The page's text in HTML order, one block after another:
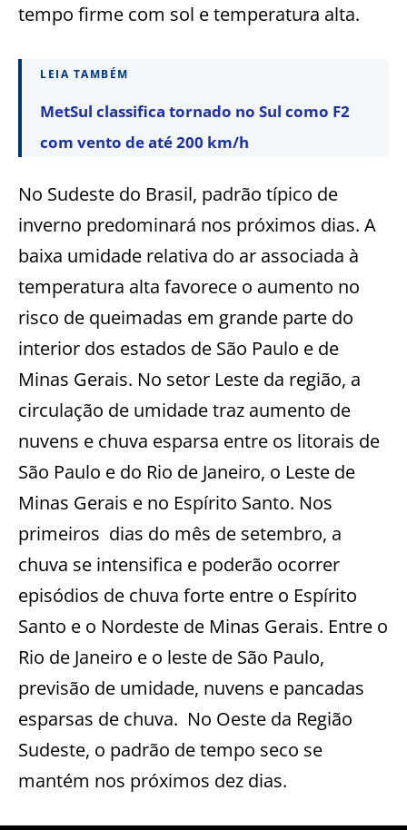
tempo firme com sol e temperatura alta.
LEIA TAMBÉM
MetSul classifica tornado no Sul como F2
com vento de até 200 km/h
No Sudeste do Brasil, padrão típico de
inverno predominará nos próximos dias. A
baixa umidade relativa do ar associada à
temperatura alta favorece o aumento no
risco de queimadas em grande parte do
interior dos estados de São Paulo e de
Minas Gerais. No setor Leste da região, a
circulação de umidade traz aumento de
nuvens e chuva esparsa entre os litorais de
São Paulo e do Rio de Janeiro, o Leste de
Minas Gerais e no Espírito Santo. Nos
primeiros dias do mês de setembro, a
chuva se intensifica e poderão ocorrer
episódios de chuva forte entre o Espírito
Santo e o Nordeste de Minas Gerais. Entre o
Rio de Janeiro e o leste de São Paulo,
previsão de umidade, nuvens e pancadas
esparsas de chuva. No Oeste da Região
Sudeste, o padrão de tempo seco se
mantém nos próximos dez dias.